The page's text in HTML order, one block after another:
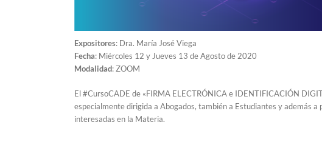
Expositores: Dra. María José Viega
Fecha: Miércoles 12 y Jueves 13 de Agosto de 2020
Modalidad: ZOOM
El #CursoCADE de «FIRMA ELECTRÓNICA e IDENTIFICACIÓN
especialmente dirigida a Abogados, también a Estudiantes y además a
interesadas en la Materia.